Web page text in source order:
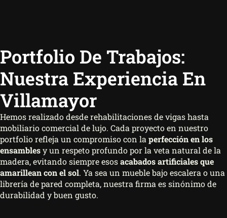
Portfolio De Trabajos:
Nuestra Experiencia En
Villamayor
Hemos realizado desde rehabilitaciones de vigas hasta
mobiliario comercial de lujo. Cada proyecto en nuestro
portfolio refleja un compromiso con la perfección en los
ensamblesy un respeto profundo por la veta natural de la
madera, evitando siempre esosacabados artificiales que
amarillean con el sol. Ya sea un mueble bajo escalera o una
librería de pared completa, nuestra firma es sinónimo de
durabilidad y buen gusto.